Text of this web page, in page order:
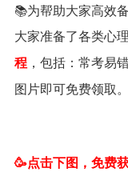
📚为帮助大家高效
大家准备了各类心
程，包括：常考易
图片即可免费领取。
🥳点击下图，免费